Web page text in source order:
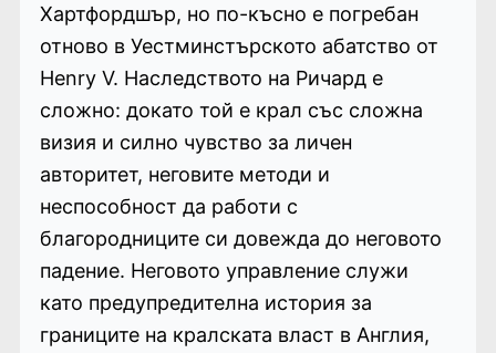
Хартфордшър, но по-късно е погребан
отново в Уестминстърското абатство от
Henry V. Наследството на Ричард е
сложно: докато той е крал със сложна
визия и силно чувство за личен
авторитет, неговите методи и
неспособност да работи с
благородниците си довежда до неговото
падение. Неговото управление служи
като предупредителна история за
границите на кралската власт в Англия,